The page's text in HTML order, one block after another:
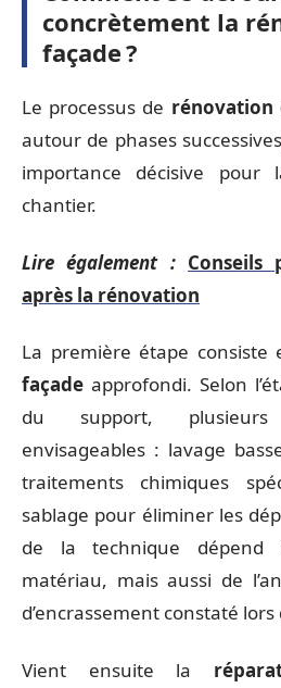
concrètement la
façade ?
Le processus de rénovation
autour de phases
importance décisive
chantier.
Lire également :
après la rénovation
La première étape consiste
façade approfondi. Selon
du support,
envisageables : lavage
traitements chimiques
sablage pour éliminer les
de la technique dépend
matériau, mais aussi de
d’encrassement constaté
Vient ensuite la